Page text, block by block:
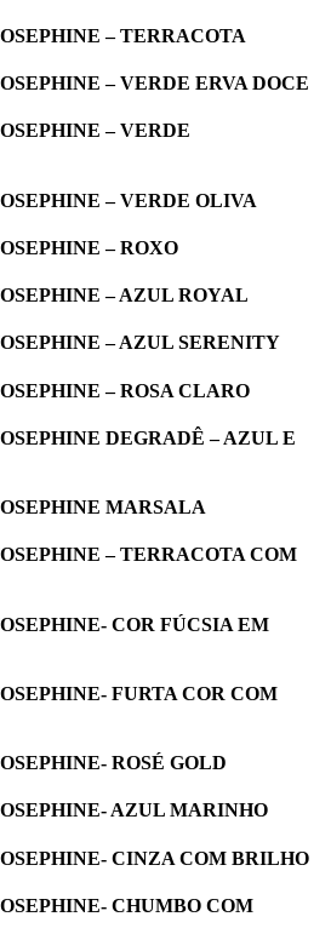
– TERRACOTA
– VERDE ERVA DOCE
– VERDE
– VERDE OLIVA
– ROXO
– AZUL ROYAL
– AZUL SERENITY
– ROSA CLARO
DEGRADÊ – AZUL E
MARSALA
– TERRACOTA COM
COR FÚCSIA EM
FURTA COR COM
ROSÉ GOLD
AZUL MARINHO
CINZA COM BRILHO
CHUMBO COM